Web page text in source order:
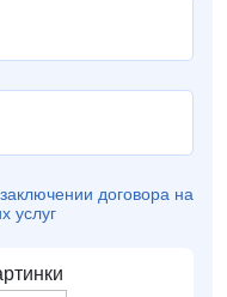
договора на
услуг